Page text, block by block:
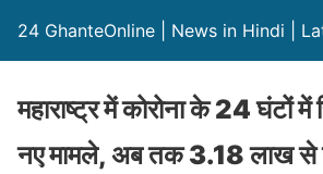
24 GhanteOnline | News in Hindi |
महाराष्ट्र में कोरोना के 24 घंटों
नए मामले, अब तक 3.18 लाख से